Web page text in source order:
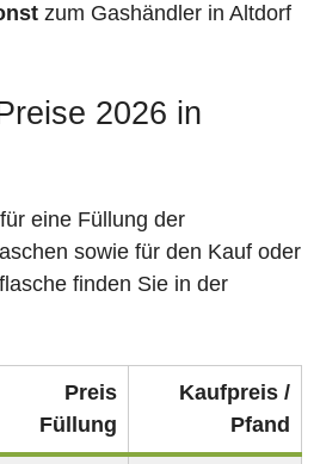
zum Gashändler in Altdorf
2026 in
eine Füllung der
sowie für den Kauf oder
finden Sie in der
Preis
Füllung
Kaufpreis /
Pfand